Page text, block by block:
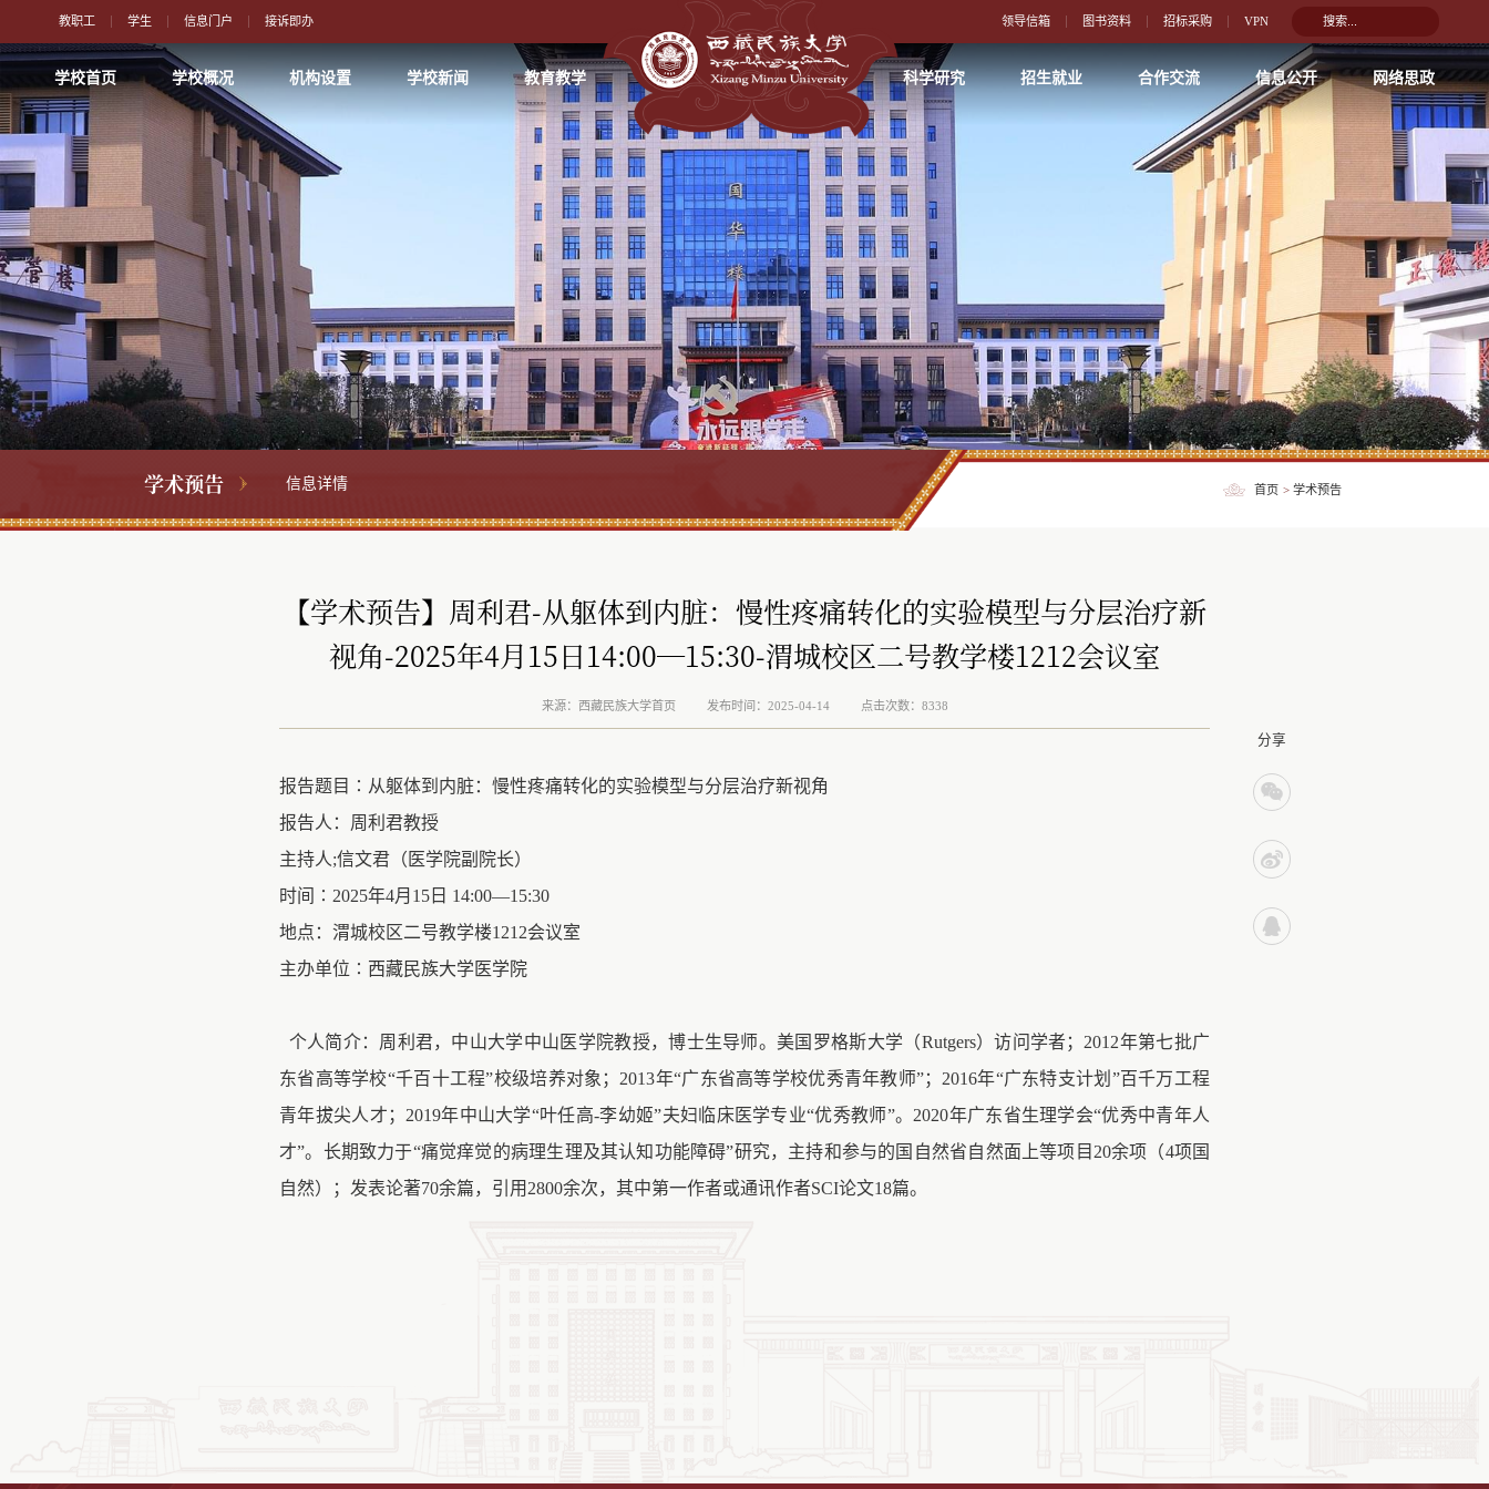
教职工 学生 信息门户 接诉即办 领导信箱 图书资料 招标采购 VPN
学校首页 学校概况 机构设置 学校新闻 教育教学 科学研究 招生就业 合作交流 信息公开 网络思政
学术预告 信息详情 首页 > 学术预告
【学术预告】周利君-从躯体到内脏：慢性疼痛转化的实验模型与分层治疗新
视角-2025年4月15日14:00—15:30-渭城校区二号教学楼1212会议室
来源：西藏民族大学首页 发布时间：2025-04-14 点击次数：8338
分享
报告题目∶从躯体到内脏：慢性疼痛转化的实验模型与分层治疗新视角
报告人：周利君教授
主持人;信文君（医学院副院长）
时间∶2025年4月15日 14:00—15:30
地点：渭城校区二号教学楼1212会议室
主办单位∶ 西藏民族大学医学院
个人简介： 周利君，中山大学中山医学院教授，博士生导师。美国罗格斯大学（Rutgers）访问学者；2012年第七批广
东省高等学校“千百十工程”校级培养对象；2013年“广东省高等学校优秀青年教师”；2016年“广东特支计划”百千万工程
青年拔尖人才；2019年中山大学“叶任高-李幼姬”夫妇临床医学专业“优秀教师”。2020年广东省生理学会“优秀中青年人
才”。长期致力于“痛觉痒觉的病理生理及其认知功能障碍”研究，主持和参与的国自然省自然面上等项目20余项（4项国
自然）；发表论著70余篇，引用2800余次，其中第一作者或通讯作者SCI论文18篇。